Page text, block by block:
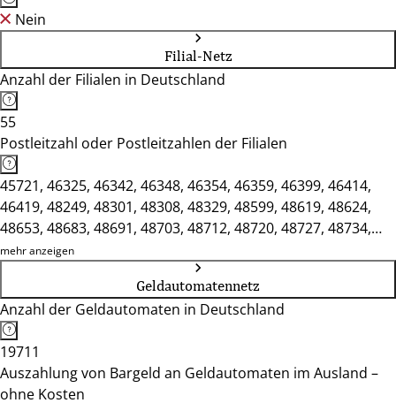
Nein
Filial-Netz
Anzahl der Filialen in Deutschland
55
Postleitzahl oder Postleitzahlen der Filialen
45721, 46325, 46342, 46348, 46354, 46359, 46399, 46414,
46419, 48249, 48301, 48308, 48329, 48599, 48619, 48624,
48653, 48683, 48691, 48703, 48712, 48720, 48727, 48734,
48739, 59348, 59387, 59394, 59399
mehr anzeigen
Geldautomatennetz
Anzahl der Geldautomaten in Deutschland
19711
Auszahlung von Bargeld an Geldautomaten im Ausland –
ohne Kosten